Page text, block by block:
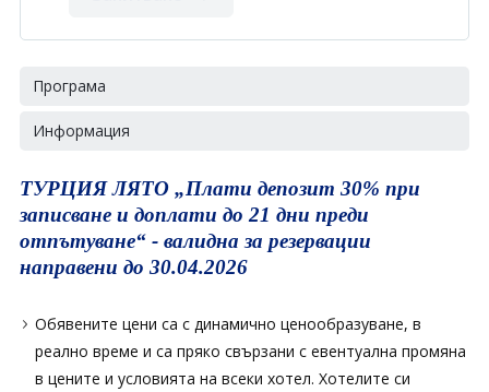
Програма
Информация
ТУРЦИЯ ЛЯТО „Плати депозит 30% при
записване и доплати до 21 дни преди
отпътуване“ - валидна за резервации
направени до 30.04.2026
Обявените цени са с динамично ценообразуване, в
реално време и са пряко свързани с евентуална промяна
в цените и условията на всеки хотел. Хотелите си